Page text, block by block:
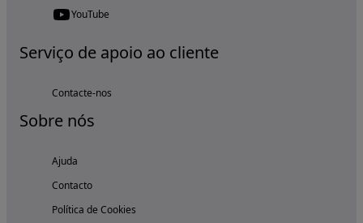
YouTube
Serviço de apoio ao cliente
Contacte-nos
Sobre nós
Ajuda
Contacto
Política de Cookies